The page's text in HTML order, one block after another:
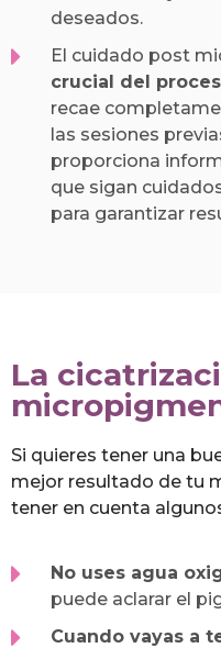
deseados.
El cuidado post
crucial del
recae
las sesiones
proporciona
que sigan
para garantizar
La
Si quieres tener una
mejor resultado de tu
tener en cuenta
No uses agua
puede aclarar el
Cuando vayas a